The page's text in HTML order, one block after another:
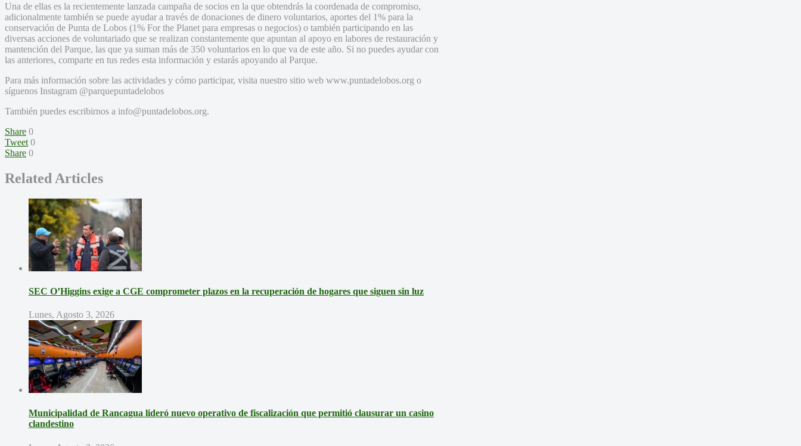
Una de ellas es la recientemente lanzada campaña de socios en la que obtendrás la coordenada de compromiso,
adicionalmente también se puede ayudar a través de donaciones de dinero voluntarios, aportes del 1% para la
conservación de Punta de Lobos (1% For the Planet para empresas o negocios) o también participando en las
diversas acciones de voluntariado que se realizan constantemente que apuntan al apoyo en labores de restauración y
mantención del Parque, las que ya suman más de 350 voluntarios en lo que va de este año. Si no puedes ayudar con
las anteriores, comparte en tus redes esta información y estarás apoyando al Parque.
Para más información sobre las actividades y cómo participar, visita nuestro sitio web www.puntadelobos.org o
síguenos Instagram @parquepuntadelobos
También puedes escribirnos a info@puntadelobos.org.
Share 0
Tweet 0
Share 0
Related Articles
SEC O’Higgins exige a CGE comprometer plazos en la recuperación de hogares que siguen sin luz
Lunes, Agosto 3, 2026
Municipalidad de Rancagua lideró nuevo operativo de fiscalización que permitió clausurar un casino
clandestino